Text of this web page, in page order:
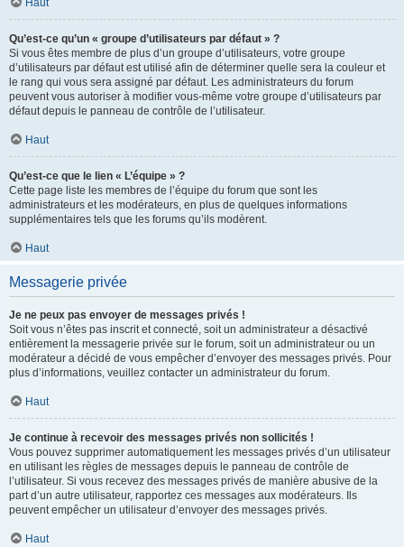
Haut
Qu’est-ce qu’un « groupe d’utilisateurs par défaut » ?
Si vous êtes membre de plus d’un groupe d’utilisateurs, votre groupe
d’utilisateurs par défaut est utilisé afin de déterminer quelle sera la couleur et
le rang qui vous sera assigné par défaut. Les administrateurs du forum
peuvent vous autoriser à modifier vous-même votre groupe d’utilisateurs par
défaut depuis le panneau de contrôle de l’utilisateur.
Haut
Qu’est-ce que le lien « L’équipe » ?
Cette page liste les membres de l’équipe du forum que sont les
administrateurs et les modérateurs, en plus de quelques informations
supplémentaires tels que les forums qu’ils modèrent.
Haut
Messagerie privée
Je ne peux pas envoyer de messages privés !
Soit vous n’êtes pas inscrit et connecté, soit un administrateur a désactivé
entièrement la messagerie privée sur le forum, soit un administrateur ou un
modérateur a décidé de vous empêcher d’envoyer des messages privés. Pour
plus d’informations, veuillez contacter un administrateur du forum.
Haut
Je continue à recevoir des messages privés non sollicités !
Vous pouvez supprimer automatiquement les messages privés d’un utilisateur
en utilisant les règles de messages depuis le panneau de contrôle de
l’utilisateur. Si vous recevez des messages privés de manière abusive de la
part d’un autre utilisateur, rapportez ces messages aux modérateurs. Ils
peuvent empêcher un utilisateur d’envoyer des messages privés.
Haut